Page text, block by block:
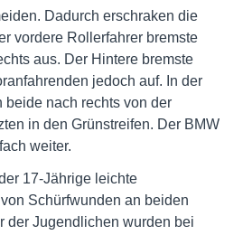
Dadurch erschraken die
vordere Rollerfahrer bremste
aus. Der Hintere bremste
jedoch auf. In der
nach rechts von der
in den Grünstreifen. Der BMW
weiter.
17-Jährige leichte
Schürfwunden an beiden
der Jugendlichen wurden bei